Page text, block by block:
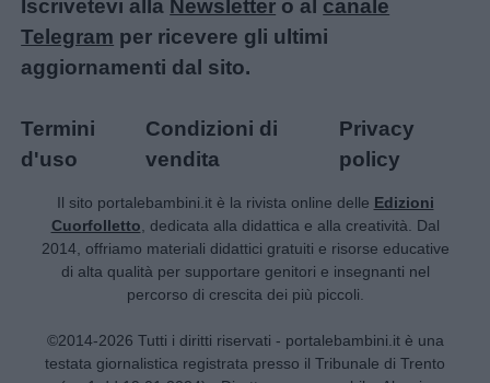
Iscrivetevi alla Newsletter o al canale
Telegram per ricevere gli ultimi
aggiornamenti dal sito.
Termini
d'uso
Condizioni di
vendita
Privacy
policy
Il sito portalebambini.it è la rivista online delle Edizioni
Cuorfolletto , dedicata alla didattica e alla creatività. Dal
2014, offriamo materiali didattici gratuiti e risorse educative
di alta qualità per supportare genitori e insegnanti nel
percorso di crescita dei più piccoli.
©2014-2026 Tutti i diritti riservati - portalebambini.it è una
testata giornalistica registrata presso il Tribunale di Trento